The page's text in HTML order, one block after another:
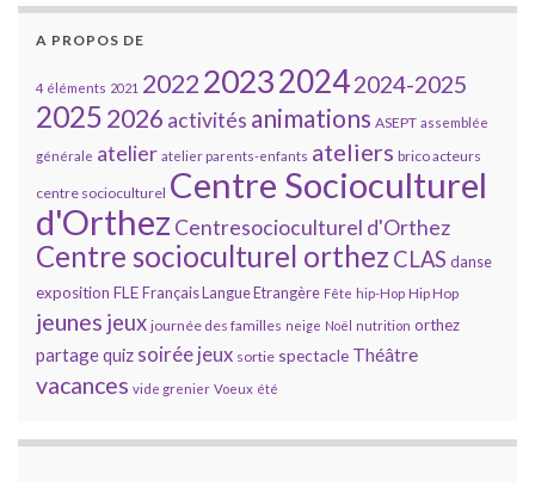
A PROPOS DE
4 éléments 2021 2022202320242024-2025
20252026 activités animations ASEPT assemblée
générale atelier atelier parents-enfants ateliers brico acteurs
centre socioculturel Centre Socioculturel
d'Orthez Centresocioculturel d'Orthez
Centre socioculturel orthez CLAS danse
exposition FLE Français Langue Etrangère Fête hip-Hop Hip Hop
jeunes jeux journée des familles neige Noël nutrition orthez
partagequiz soirée jeux sortie spectacle Théâtre
vacances vide grenier Voeux été